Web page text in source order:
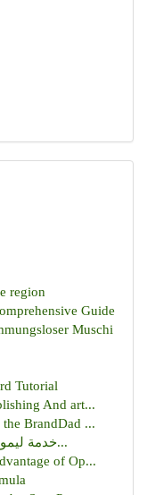
region
Guide
Muschi
Tutorial
And art...
BrandDad ...
خدمة ليموزين مطار القاهرة : رحلة راقية تنت...
of Op...